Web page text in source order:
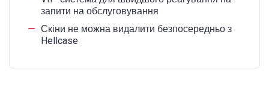
запити на обслуговування
Скіни не можна видалити безпосередньо з
Hellcase